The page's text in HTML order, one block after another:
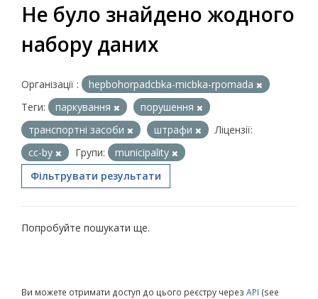
Не було знайдено жодного
набору даних
Організації :
hepbohorpadcbka-micbka-rpomada
Теги:
паркування
порушення
транспортні засоби
штрафи
Ліцензії:
cc-by
Групи:
municipality
Фільтрувати результати
Попробуйте пошукати ще.
Ви можете отримати доступ до цього реєстру через API (see